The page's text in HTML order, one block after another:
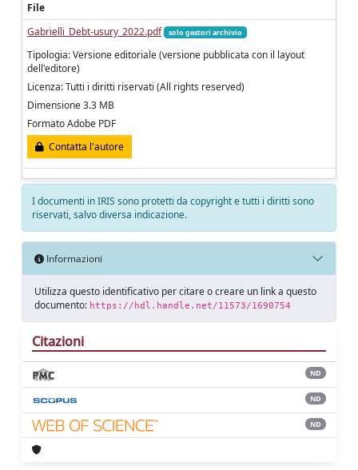
File
Gabrielli_Debt-usury_2022.pdf
solo gestori archivio
Tipologia: Versione editoriale (versione pubblicata con il layout
dell'editore)
Licenza: Tutti i diritti riservati (All rights reserved)
Dimensione 3.3 MB
Formato Adobe PDF
Contatta l'autore
I documenti in IRIS sono protetti da copyright e tutti i diritti sono
riservati, salvo diversa indicazione.
Informazioni
Utilizza questo identificativo per citare o creare un link a questo
documento: https://hdl.handle.net/11573/1690754
Citazioni
ND
ND
ND